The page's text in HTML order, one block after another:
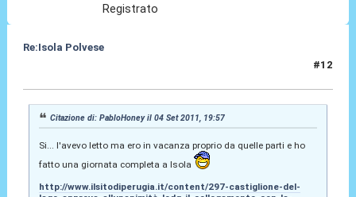
Registrato
Re:Isola Polvese
#12
Citazione di: PabloHoney il 04 Set 2011, 19:57
Si... l'avevo letto ma ero in vacanza proprio da quelle parti e ho
fatto una giornata completa a Isola
http://www.ilsitodiperugia.it/content/297-castiglione-del-